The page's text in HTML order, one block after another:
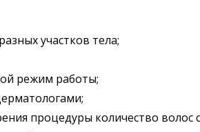
участков тела;
режим работы;
процедуры количество волос